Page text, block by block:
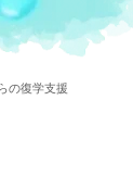
の復学支援